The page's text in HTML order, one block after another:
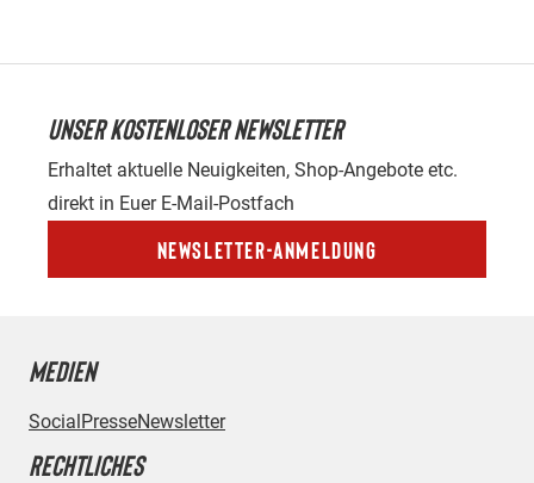
UNSER KOSTENLOSER NEWSLETTER
Erhaltet aktuelle Neuigkeiten, Shop-Angebote etc.
direkt in Euer E-Mail-Postfach
Newsletter-Anmeldung
MEDIEN
SocialPresseNewsletter
RECHTLICHES